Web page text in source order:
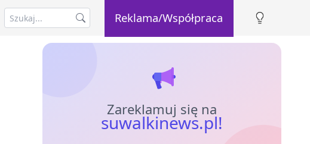
Reklama/Współpraca
Zareklamuj się na
suwalkinews.pl!